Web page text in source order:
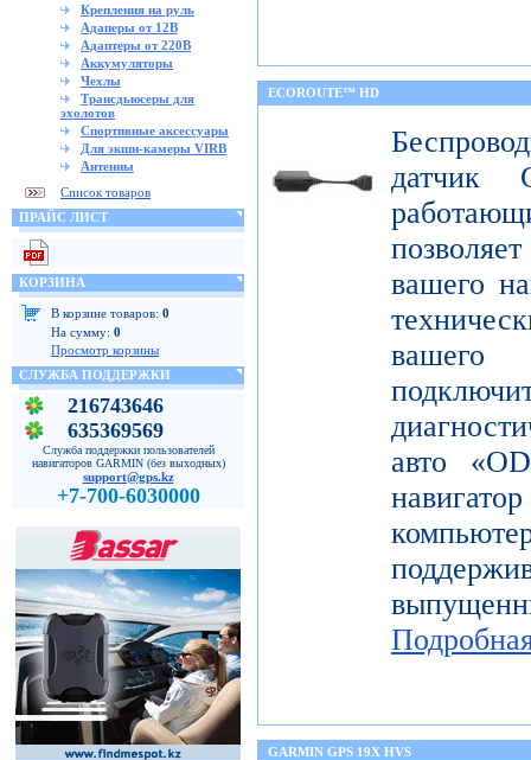
Крепления на руль
Адаперы от 12В
Адаптеры от 220В
Аккумуляторы
Чехлы
Трансдьюсеры для
эхолотов
Спортивные аксессуары
Для экшн-камеры VIRB
Антенны
Список товаров
ПРАЙС ЛИСТ
КОРЗИНА
В корзине товаров: 0
На сумму: 0
Просмотр корзины
СЛУЖБА ПОДДЕРЖКИ
216743646
635369569
Служба поддержки пользователей
навигаторов GARMIN (без выходных)
support@gps.kz
+7-700-6030000
ECOROUTE™ HD
датчик
вашего
вашего
авто
GARMIN GPS 19X HVS